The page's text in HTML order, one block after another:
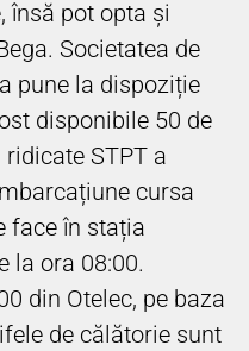
însă pot opta și
Societatea de
pune la dispoziție
disponibile 50 de
STPT a
cursa
face în stația
la ora 08:00.
din Otelec, pe baza
de călătorie sunt